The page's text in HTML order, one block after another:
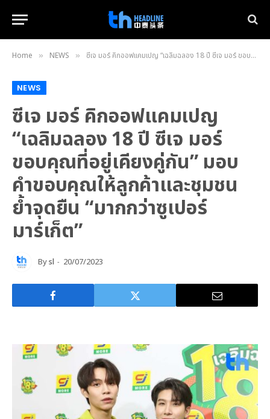
Home » NEWS » ซีเจ มอร์ คิกออฟแคมเปญ “เฉลิมฉลอง 18 ปี ซีเจ มอร์ ขอบคุณที่อยู่เคียงคู่กัน” มอบคำขอบคุณให้ลูกค้าและชุมชน ย้ำจุดยืน “มากกว่าซูเปอร์มาร์เก็ต”
NEWS
ซีเจ มอร์ คิกออฟแคมเปญ
“เฉลิมฉลอง 18 ปี ซีเจ มอร์
ขอบคุณที่อยู่เคียงคู่กัน” มอบ
คำขอบคุณให้ลูกค้าและชุมชน
ย้ำจุดยืน “มากกว่าซูเปอร์
มาร์เก็ต”
Bysl 20/07/2023